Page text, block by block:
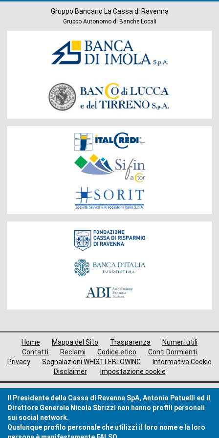
Gruppo Bancario La Cassa di Ravenna
Gruppo Autonomo di Banche Locali
Fondazione
Menù
di
navigazione
footer
Home Mappa del Sito Trasparenza
Numeri utili
Contatti
Reclami Codice etico
Conti Dormienti
Privacy
Segnalazioni WHISTLEBLOWING
Informativa Cookie
Disclaimer
Impostazione cookie
Il Presidente della Cassa di Ravenna SpA, Antonio Patuelli ed il
Direttore Generale Nicola Sbrizzi non hanno profili personali
sui social network.
Qualunque profilo personale che utilizzi il loro nome e la loro